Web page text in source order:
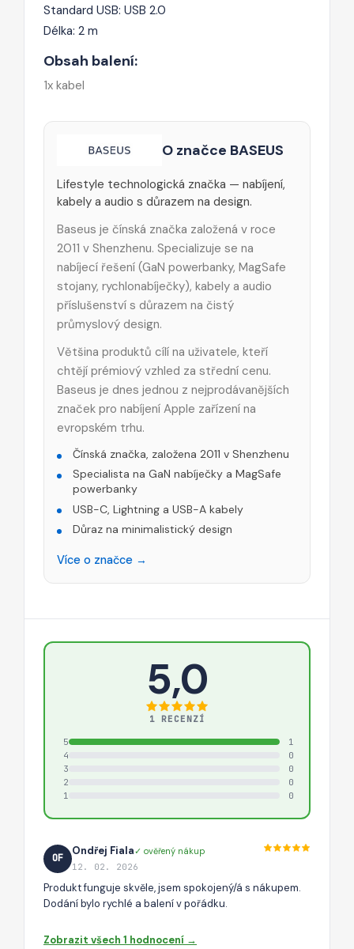
Standard USB: USB 2.0
Délka: 2 m
Obsah balení:
1x kabel
O značce BASEUS
Lifestyle technologická značka — nabíjení,
kabely a audio s důrazem na design.
Baseus je čínská značka založená v roce
2011 v Shenzhenu. Specializuje se na
nabíjecí řešení (GaN powerbanky, MagSafe
stojany, rychlonabíječky), kabely a audio
příslušenství s důrazem na čistý
průmyslový design.
Většina produktů cílí na uživatele, kteří
chtějí prémiový vzhled za střední cenu.
Baseus je dnes jednou z nejprodávanějších
značek pro nabíjení Apple zařízení na
evropském trhu.
Čínská značka, založena 2011 v Shenzhenu
Specialista na GaN nabíječky a MagSafe
powerbanky
USB-C, Lightning a USB-A kabely
Důraz na minimalistický design
Více o značce →
5,0
1 RECENZÍ
5
1
4
0
3
0
2
0
1
0
OF
Ondřej Fiala✓ ověřený nákup
12. 02. 2026
Produkt funguje skvěle, jsem spokojený/á s nákupem.
Dodání bylo rychlé a balení v pořádku.
Zobrazit všech 1 hodnocení →